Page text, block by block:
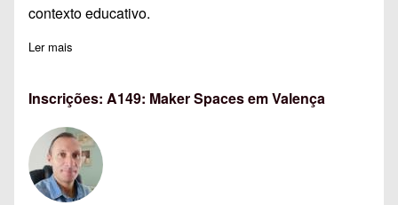
contexto educativo.
Ler mais
Inscrições: A149: Maker Spaces em Valença